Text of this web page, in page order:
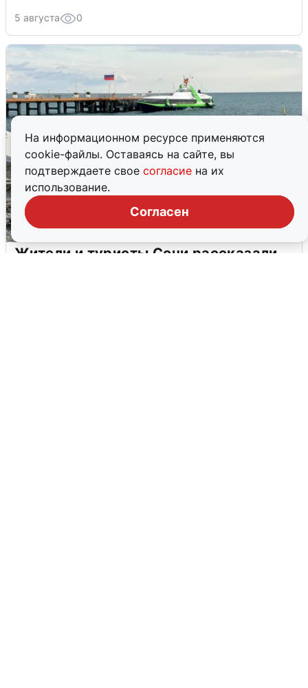
На информационном ресурсе применяются
cookie-файлы. Оставаясь на сайте, вы
подтверждаете свое согласие на их
использование.
Согласен
5 августа 0
Жители и туристы Сочи рассказали